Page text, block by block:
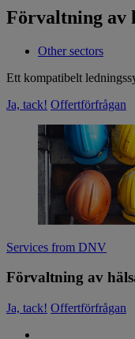
Förvaltning av
Other sectors
Ett kompatibelt
Ja, tack! Offertförfrågan
Services from DNV
Förvaltning av
Ja, tack! Offertförfrågan